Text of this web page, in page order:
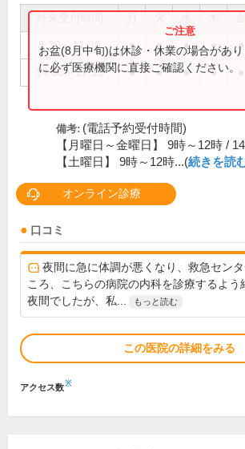
8:30～11:30 ● ● ● ● ●
14:00～17:10 ● ● ● ●
お盆(8月中旬)は休診・休業の場合があ
に必ず医療機関に直接ご確認ください。
備考: (電話予約受付時間)
【月曜日～金曜日】 9時～12時 /
【土曜日】 9時～12時...(続きを読
オンライン診療
口コミ
夜間に急に体調が悪くなり、救急セン
ころ、こちらの病院の内科を診療するよう
夜間でしたが、私...
もっと読む
この医院の詳細をみる
アクセス数※